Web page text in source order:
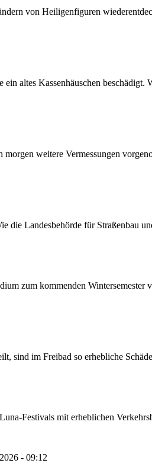
von Heiligenfiguren
altes Kassenhäuschen
weitere Vermessungen
Landesbehörde für Straßenbau
zum kommenden
im Freibad so erhebliche
Festivals mit erheblichen
- 09:12